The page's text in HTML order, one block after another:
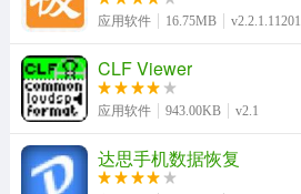
应用软件 16.75MB v2.2.1.11201
CLF Viewer
应用软件 943.00KB v2.1
达思手机数据恢复